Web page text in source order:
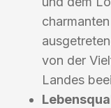
von der
Landes